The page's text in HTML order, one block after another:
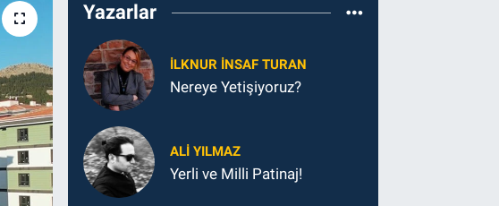
Yazarlar
İLKNUR İNSAF TURAN
Nereye Yetişiyoruz?
ALI YILMAZ
Yerli ve Milli Patinaj!